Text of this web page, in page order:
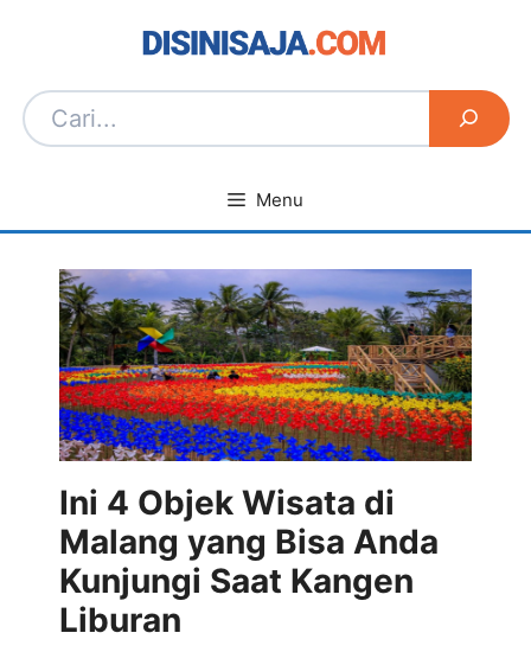
Menu
Ini 4 Objek Wisata di
Malang yang Bisa Anda
Kunjungi Saat Kangen
Liburan